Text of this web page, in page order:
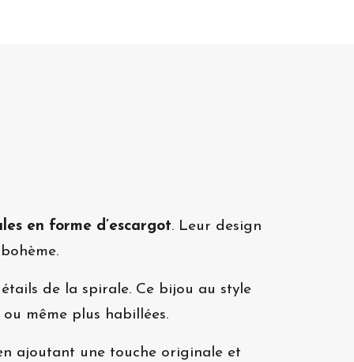
en forme d’escargot. Leur design
de la spirale. Ce bijou au style
même plus habillées.
ajoutant une touche originale et